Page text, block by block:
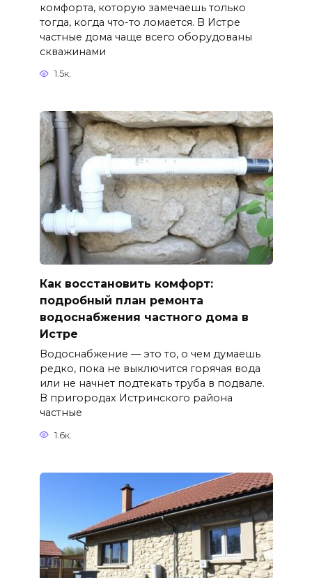
комфорта, которую замечаешь только
тогда, когда что-то ломается. В Истре
частные дома чаще всего оборудованы
скважинами
1.5к.
Как восстановить комфорт:
подробный план ремонта
водоснабжения частного дома в
Истре
Водоснабжение — это то, о чем думаешь
редко, пока не выключится горячая вода
или не начнет подтекать труба в подвале.
В пригородах Истринского района
частные
1.6к.